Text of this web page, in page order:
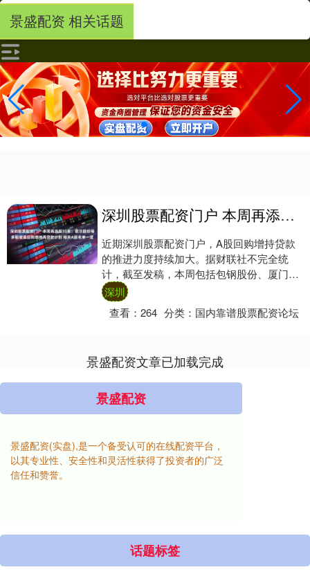
景盛配资 相关话题
深圳股票配资门户 本周再添超30家！歌尔股份等多股披露回购增持再贷款计划 相关A股名单一览
近期深圳股票配资门户，A股回购增持贷款
的推进力度持续加大。据财联社不完全统
计，截至发稿，本周包括包钢股份、厦门象
屿、广州酒家、酒钢宏兴、广联达、联创光
电、三安光....
深圳
查看：264 分类： 国内靠谱股票配资论坛
景盛配资文章已加载完成
景盛配资
景盛配资(实盘),是一个备受认可的在线配资平台，
以其专业性、安全性和灵活性获得了投资者的广泛
信任和赞誉。
话题标签